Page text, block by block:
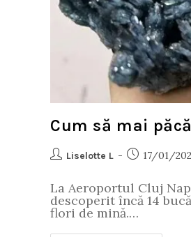
Cum să mai
Liselotte L 17/01/
La Aeroportul Cluj
descoperit încă 14
flori de mină.…